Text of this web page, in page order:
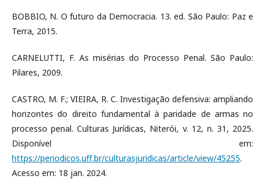
BOBBIO, N. O futuro da Democracia. 13. ed. São Paulo: Paz e
Terra, 2015.
CARNELUTTI, F. As misérias do Processo Penal. São Paulo:
Pilares, 2009.
CASTRO, M. F.; VIEIRA, R. C. Investigação defensiva: ampliando
horizontes do direito fundamental à paridade de armas no
processo penal. Culturas Jurídicas, Niterói, v. 12, n. 31, 2025.
Disponível em:
https://periodicos.uff.br/culturasjuridicas/article/view/45255.
Acesso em: 18 jan. 2024.